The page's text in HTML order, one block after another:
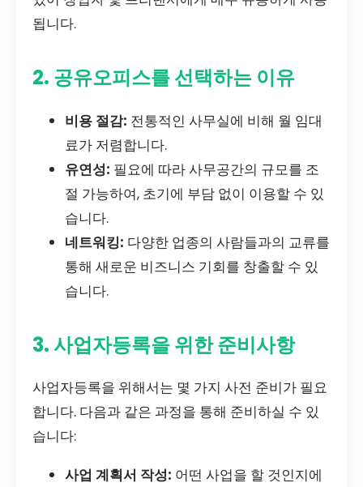
됩니다.
2. 공유오피스를 선택하는 이유
비용 절감: 전통적인 사무실에 비해 월 임대
료가 저렴합니다.
유연성: 필요에 따라 사무공간의 규모를 조
절 가능하여, 초기에 부담 없이 이용할 수 있
습니다.
네트워킹: 다양한 업종의 사람들과의 교류를
통해 새로운 비즈니스 기회를 창출할 수 있
습니다.
3. 사업자등록을 위한 준비사항
사업자등록을 위해서는 몇 가지 사전 준비가 필요
합니다. 다음과 같은 과정을 통해 준비하실 수 있
습니다:
사업 계획서 작성: 어떤 사업을 할 것인지에